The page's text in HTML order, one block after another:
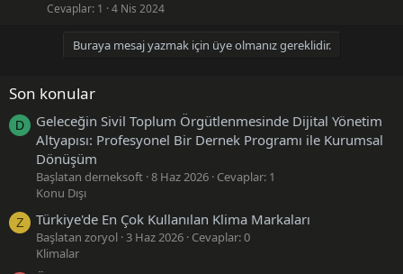
Cevaplar 1 4 Nis 2024
Buraya mesaj yazmak için üye olmanız gereklidir.
Son konular
D
Geleceğin Sivil Toplum Örgütlenmesinde Dijital Yönetim
Altyapısı: Profesyonel Bir Dernek Programı ile Kurumsal
Dönüşüm
Başlatan derneksoft 8 Haz 2026 Cevaplar: 1
Konu Dışı
Z Türkiye'de En Çok Kullanılan Klima Markaları
Başlatan zoryol 3 Haz 2026 Cevaplar: 0
Klimalar